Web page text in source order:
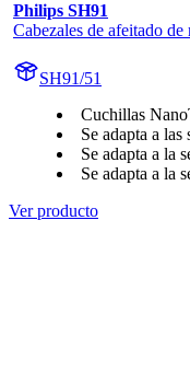
Philips SH91
Cabezales de afeitado de
SH91/51
Cuchillas
Se adapta a
Se adapta a la
Se adapta a la
Ver producto